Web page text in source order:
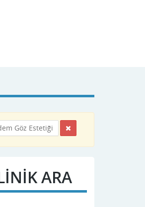
Göz Estetiği
ARA